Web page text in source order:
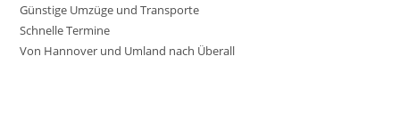
Günstige Umzüge und Transporte
Schnelle Termine
Von Hannover und Umland nach Überall